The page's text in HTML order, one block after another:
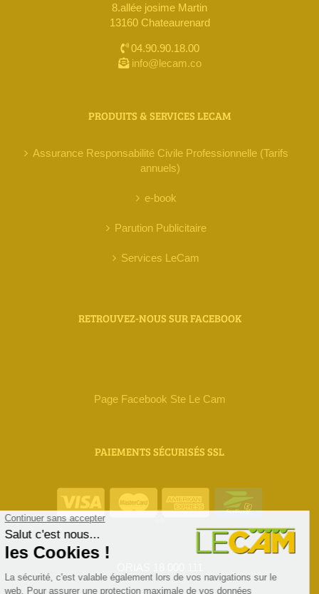
8.allée josime Martin
13160 Chateaurenard
04.90.90.18.00
info@lecam.co
PRODUITS & SERVICES LECAM
Assurance Responsabilité Civile Professionnelle (Tarifs
annuels)
e-book
Parution Publicitaire
Services LeCam
RETROUVEZ-NOUS SUR FACEBOOK
Page Facebook Ste Le Cam
PAIEMENTS SÉCURISÉS SSL